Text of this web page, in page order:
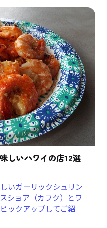
しいハワイの店12選
いガーリックシュリン
ショア（カフク）とワ
ックアップしてご紹